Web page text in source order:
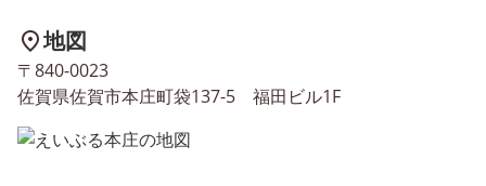
地図
〒840-0023
佐賀県佐賀市本庄町袋137-5 福田ビル1F